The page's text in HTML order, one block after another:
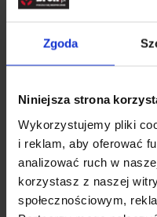
Zgoda
Niniejsza strona
Wykorzystujemy pliki
i reklam, aby oferować
analizować ruch w
korzystasz z naszej
społecznościowym,
Dane
Kod SKU
EAN
Producent